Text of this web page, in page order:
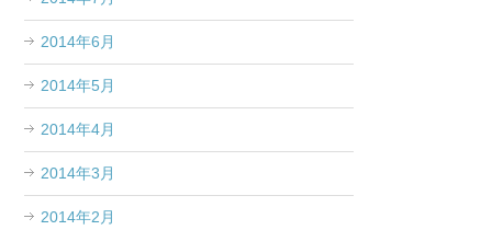
2014年6月
2014年5月
2014年4月
2014年3月
2014年2月